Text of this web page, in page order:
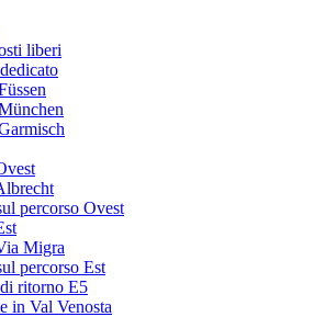
liberi
percorso Ovest
Migra
percorso Est
ritorno E5
in Val Venosta